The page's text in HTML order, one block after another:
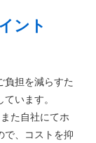
ント
負担を減らすた
います。
た自社にてホ
で、コストを抑